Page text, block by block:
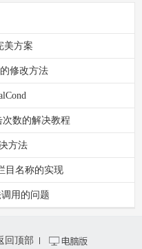
美方案
修改方法
次数的解决教程
方法
目名称的实现
调用的问题
回顶部